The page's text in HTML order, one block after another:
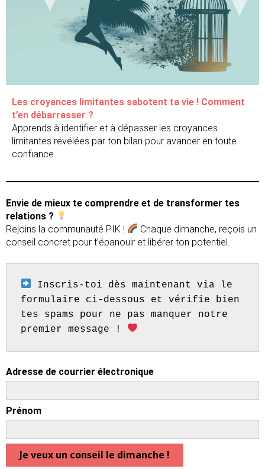
Les croyances limitantes sabotent ta vie ! Comment
t’en débarrasser ?
Apprends à identifier et à dépasser les croyances
limitantes révélées par ton bilan pour avancer en toute
confiance.
Envie de mieux te comprendre et de transformer tes
relations ?
Rejoins la communauté PIK !
Chaque dimanche, reçois un
conseil concret pour t’épanouir et libérer ton potentiel.
Inscris-toi dès maintenant via le
formulaire ci-dessous et vérifie bien
tes spams pour ne pas manquer notre
premier message !
Adresse de courrier électronique
Prénom